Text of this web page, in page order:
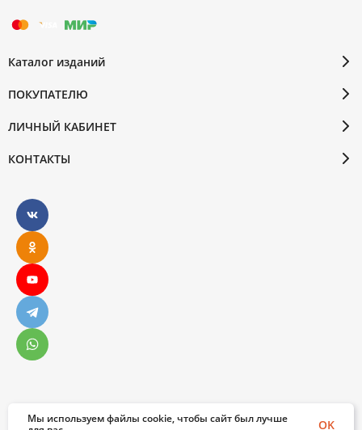
Каталог изданий
ПОКУПАТЕЛЮ
ЛИЧНЫЙ КАБИНЕТ
КОНТАКТЫ
© 2026 Бослен. Все права защищены
Мы используем файлы cookie, чтобы сайт был лучше
OK